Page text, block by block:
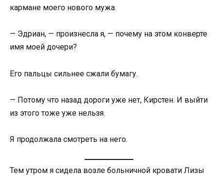
кармане моего нового мужа.
— Эдриан, — произнесла я, — почему на этом конверте
имя моей дочери?
Его пальцы сильнее сжали бумагу.
— Потому что назад дороги уже нет, Кирстен. И выйти
из этого тоже уже нельзя.
Я продолжала смотреть на него.
Тем утром я сидела возле больничной кровати Лизы